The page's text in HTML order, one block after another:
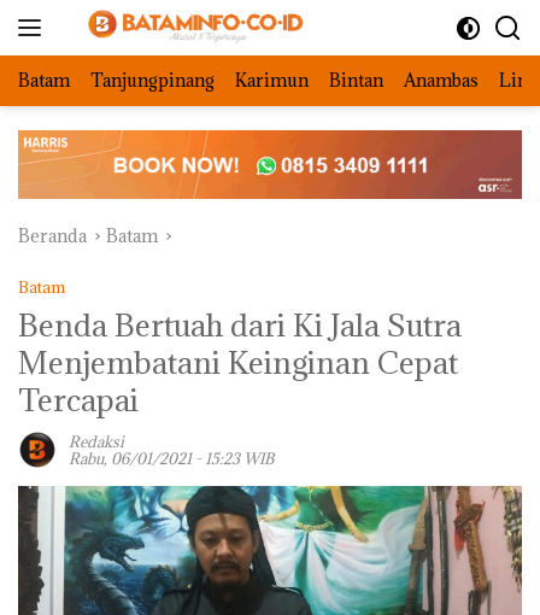
Batam Tanjungpinang Karimun Bintan Anambas
Beranda Batam
Batam
Benda Bertuah dari Ki Jala Sutra
Menjembatani Keinginan Cepat
Tercapai
Redaksi
Rabu, 06/01/2021 - 15:23 WIB